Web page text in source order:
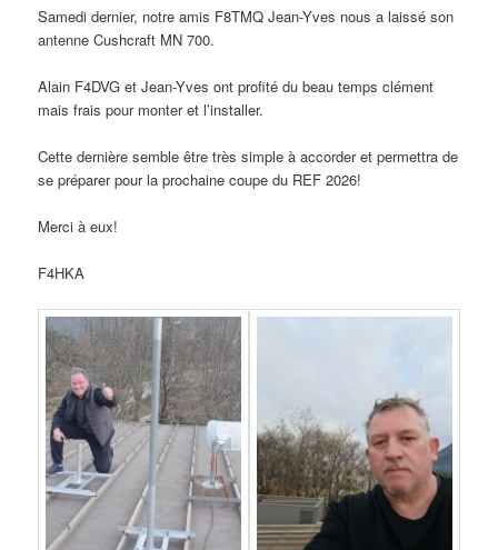
Samedi dernier, notre amis F8TMQ Jean-Yves nous a laissé son
antenne Cushcraft MN 700.
Alain F4DVG et Jean-Yves ont profité du beau temps clément
mais frais pour monter et l’installer.
Cette dernière semble être très simple à accorder et permettra de
se préparer pour la prochaine coupe du REF 2026!
Merci à eux!
F4HKA